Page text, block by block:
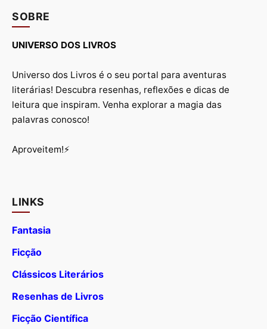
SOBRE
UNIVERSO DOS LIVROS
Universo dos Livros é o seu portal para aventuras
literárias! Descubra resenhas, reflexões e dicas de
leitura que inspiram. Venha explorar a magia das
palavras conosco!
Aproveitem!⚡
LINKS
Fantasia
Ficção
Clássicos Literários
Resenhas de Livros
Ficção Científica